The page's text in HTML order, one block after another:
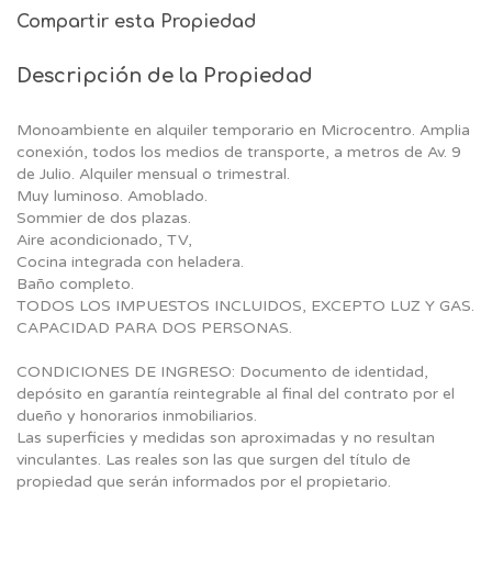
Compartir esta Propiedad
Descripción de la Propiedad
Monoambiente en alquiler temporario en Microcentro. Amplia
conexión, todos los medios de transporte, a metros de Av. 9
de Julio. Alquiler mensual o trimestral.
Muy luminoso. Amoblado.
Sommier de dos plazas.
Aire acondicionado, TV,
Cocina integrada con heladera.
Baño completo.
TODOS LOS IMPUESTOS INCLUIDOS, EXCEPTO LUZ Y GAS.
CAPACIDAD PARA DOS PERSONAS.
CONDICIONES DE INGRESO: Documento de identidad,
depósito en garantía reintegrable al final del contrato por el
dueño y honorarios inmobiliarios.
Las superficies y medidas son aproximadas y no resultan
vinculantes. Las reales son las que surgen del título de
propiedad que serán informados por el propietario.